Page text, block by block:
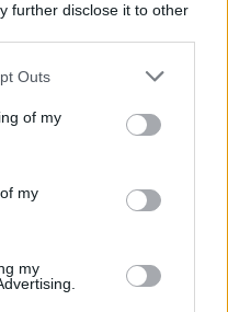
further disclose it to other
Outs
of my
my
my
del Genoa
una decisione
essere poco saggio
ore. Anche